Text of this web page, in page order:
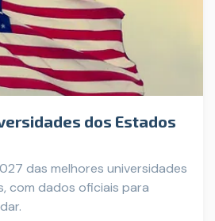
dos Estados
das melhores universidades
com dados oficiais para